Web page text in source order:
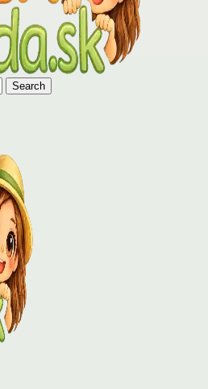
Search